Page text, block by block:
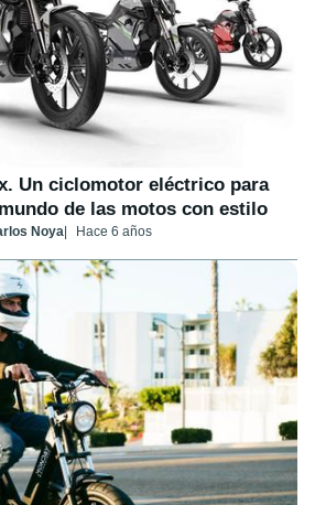
Un ciclomotor eléctrico para
de las motos con estilo
Noya Hace 6 años